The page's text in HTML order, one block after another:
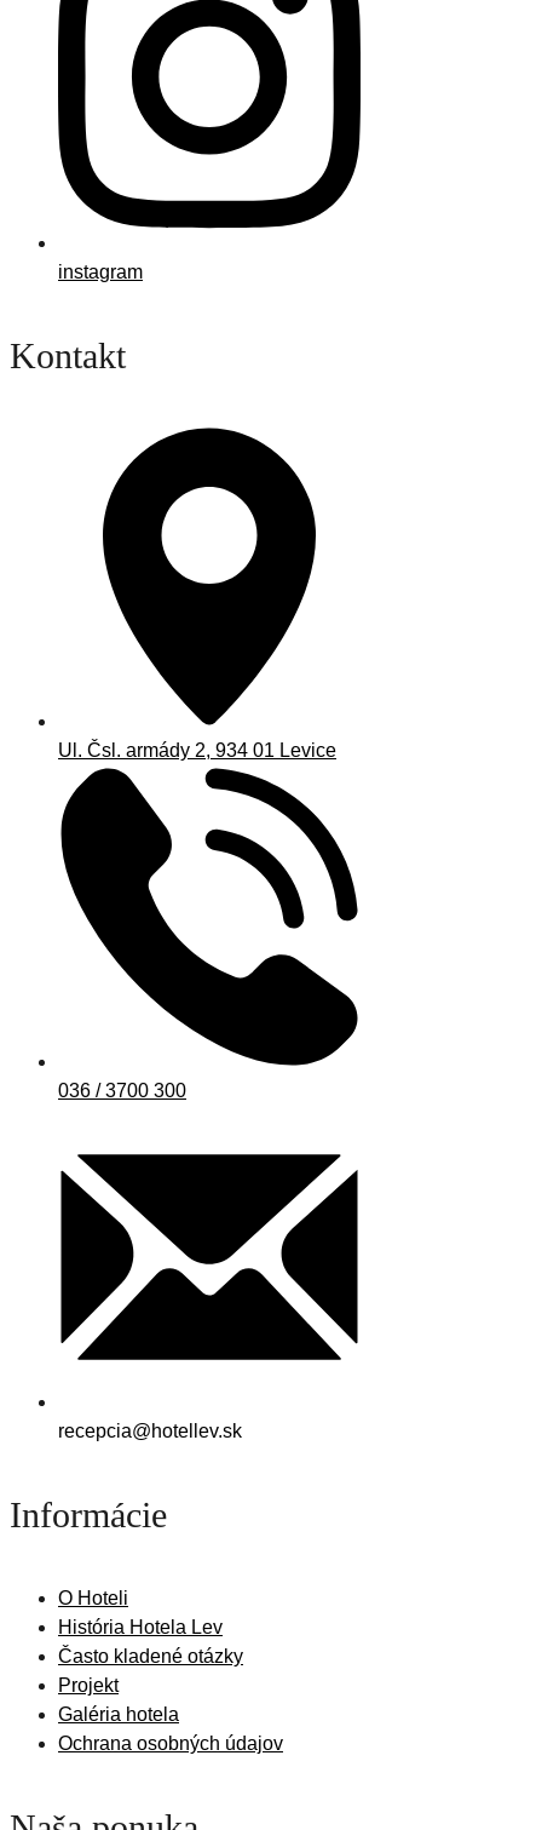
instagram
Kontakt
Ul. Čsl. armády 2, 934 01 Levice
036 / 3700 300
recepcia@hotellev.sk
Informácie
O Hoteli
História Hotela Lev
Často kladené otázky
Projekt
Galéria hotela
Ochrana osobných údajov